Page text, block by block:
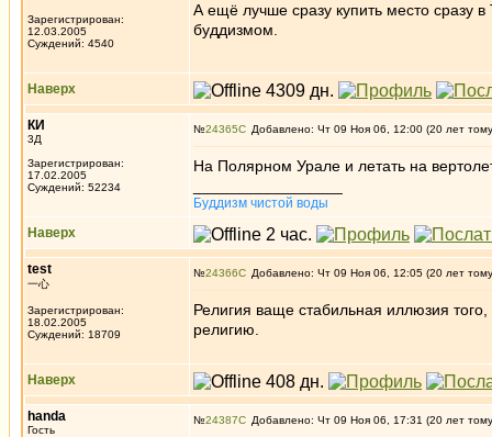
Зарегистрирован:
12.03.2005
Суждений: 4540
А ещё лучше сразу купить место сразу
буддизмом.
Наверх
КИ
3Д
Зарегистрирован:
17.02.2005
Суждений: 52234
№24365 Добавлено: Чт 09 Ноя 06, 12:00 (20 лет
На Полярном Урале и летать на
Буддизм чистой воды
Наверх
test
一心
Зарегистрирован:
18.02.2005
Суждений: 18709
№24366 Добавлено: Чт 09 Ноя 06, 12:05 (20 лет
Религия ваще стабильная иллюзия
религию.
Наверх
handa
Гость
№24387 Добавлено: Чт 09 Ноя 06, 17:31 (20 лет